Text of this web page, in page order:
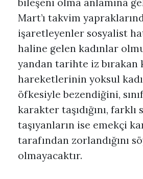
bileşeni olma anlamına
Mart’ı takvim
işaretleyenler sosyalist
haline gelen kadınlar
yandan tarihte iz bırakan
hareketlerinin yoksul
öfkesiyle bezendiğini,
karakter taşıdığını, farklı
taşıyanların ise emekçi
tarafından zorlandığını
olmayacaktır.